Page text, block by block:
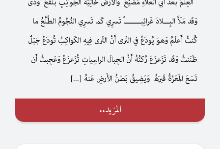
وَقَد مَلَأَ البِـــلادَ غَرائِبــــــــاً تَسرِي كَما تَسرِي النُجُومُ الطُلَّعُ ما
كُنتُ أَعلَمُ وَهوَ يُودَعُ في الثَرى أَنَّ الثَرى فِيهِ الكَواكِبُ تُودَعُ جَبَلٌ
ظَنَنتُ وَقَد تَزَعزَعَ رُكنُهُ أَنَّ الجِبالَ الراسِياتِ تُزَعزَعُ وَعَجِبتُ أَن
تَسَعَ المَعَرَّةُ قَبرَهُ وَيَضِيقُ بَطنُ الأَرضِ عَنهُ [...]
المزيد..